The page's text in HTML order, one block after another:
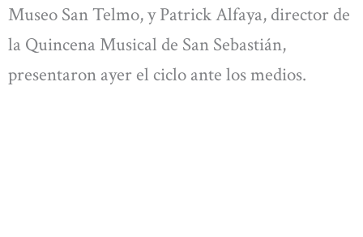
Museo San Telmo, y Patrick Alfaya, director de
la Quincena Musical de San Sebastián,
presentaron ayer el ciclo ante los medios.